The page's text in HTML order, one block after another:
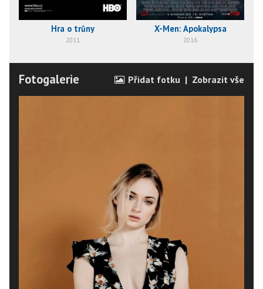
Hra o trůny
2011
X-Men: Apokalypsa
2016
Fotogalerie Přidat fotku | Zobrazit vše